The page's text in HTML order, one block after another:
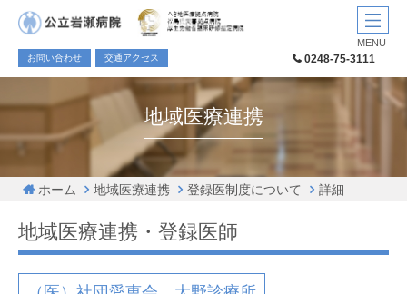
MENU
お問い合わせ 交通アクセス 0248-75-3111
地域医療連携
ホーム 地域医療連携 登録医制度について 詳細
地域医療連携・登録医師